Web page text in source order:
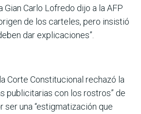
Carlo Lofredo dijo a la AFP
de los carteles, pero insistió
dar explicaciones”.
Corte Constitucional rechazó la
publicitarias con los rostros” de
ser una “estigmatización que